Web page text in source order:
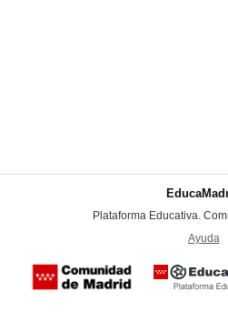
Plataforma Educativa.
Ayuda